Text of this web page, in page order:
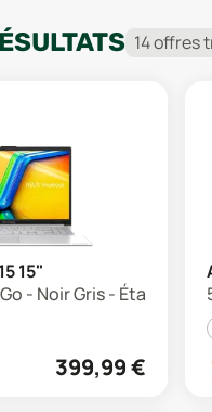
14offres
15"
Go - Noir Gris - État
399,99€